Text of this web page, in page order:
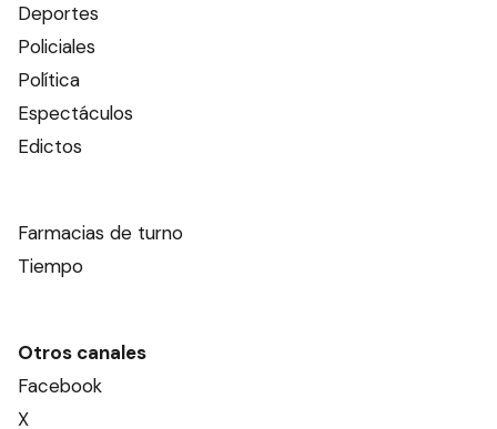
Deportes
Policiales
Política
Espectáculos
Edictos
Farmacias de turno
Tiempo
Otros canales
Facebook
X